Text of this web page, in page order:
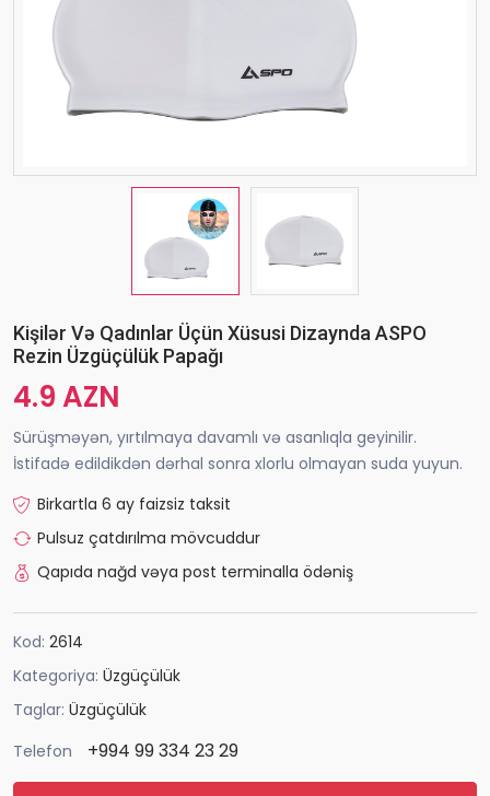
Kişilər Və Qadınlar Üçün Xüsusi Dizaynda ASPO
Rezin Üzgüçülük Papağı
4.9 AZN
Sürüşməyən, yırtılmaya davamlı və asanlıqla geyinilir.
İstifadə edildikdən dərhal sonra xlorlu olmayan suda yuyun.
Birkartla 6 ay faizsiz taksit
Pulsuz çatdırılma mövcuddur
Qapıda nağd vəya post terminalla ödəniş
Kod: 2614
Kategoriya: Üzgüçülük
Taglar: Üzgüçülük
Telefon
+994 99 334 23 29